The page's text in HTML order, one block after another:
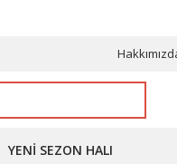
YENI SEZON HALI